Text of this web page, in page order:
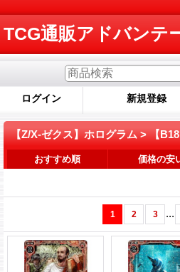
TCG通販アドバンテ
ログイン 新規登録
【Z/X-ゼクス】ホログラム > 【
おすすめ順 価格の安
1 2 3 ...